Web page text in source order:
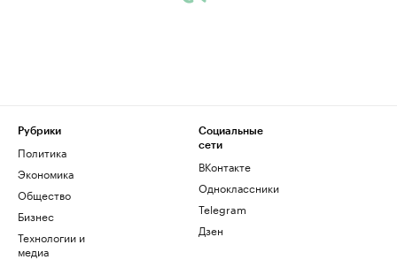
Рубрики
Политика
Экономика
Общество
Бизнес
Технологии и
медиа
Социальные
сети
ВКонтакте
Одноклассники
Telegram
Дзен